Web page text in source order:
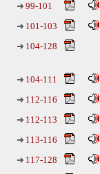
99-101
101-103
104-128
104-111
112-116
112-113
113-116
117-128